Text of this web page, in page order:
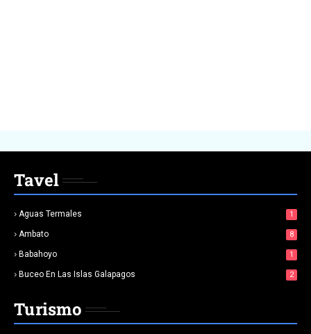
Tavel
Aguas Termales 1
Ambato 8
Babahoyo 1
Buceo En Las Islas Galapagos 2
Turismo